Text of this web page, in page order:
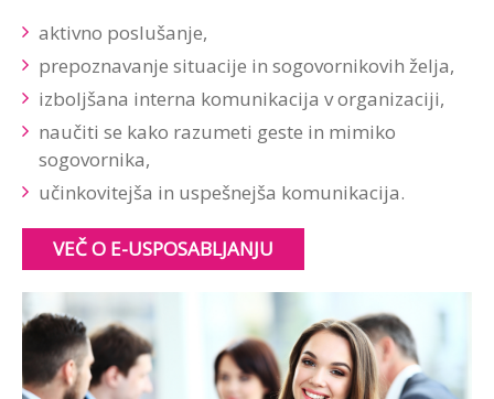
aktivno poslušanje,
prepoznavanje situacije in sogovornikovih želja,
izboljšana interna komunikacija v organizaciji,
naučiti se kako razumeti geste in mimiko
sogovornika,
učinkovitejša in uspešnejša komunikacija.
VEČ O E-USPOSABLJANJU